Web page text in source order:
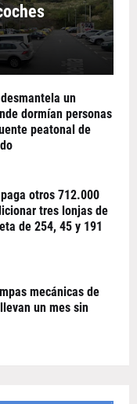
un
dormían personas
peatonal de
otros 712.000
tres lonjas de
de 254, 45 y 191
mecánicas de
un mes sin